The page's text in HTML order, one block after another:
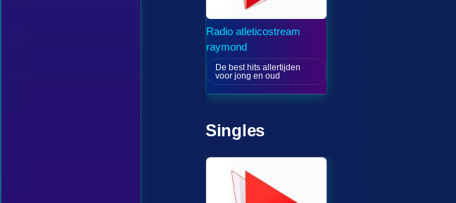
Radio atleticostream
raymond
De best hits allertijden
voor jong en oud
Singles